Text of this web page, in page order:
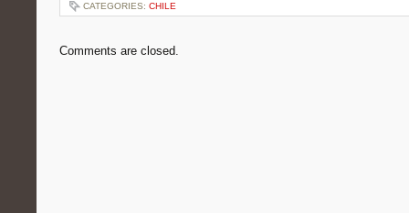
CATEGORIES: CHILE
Comments are closed.